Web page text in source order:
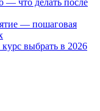
— что делать после
— пошаговая
выбрать в 2026